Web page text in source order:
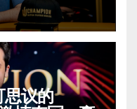
议的